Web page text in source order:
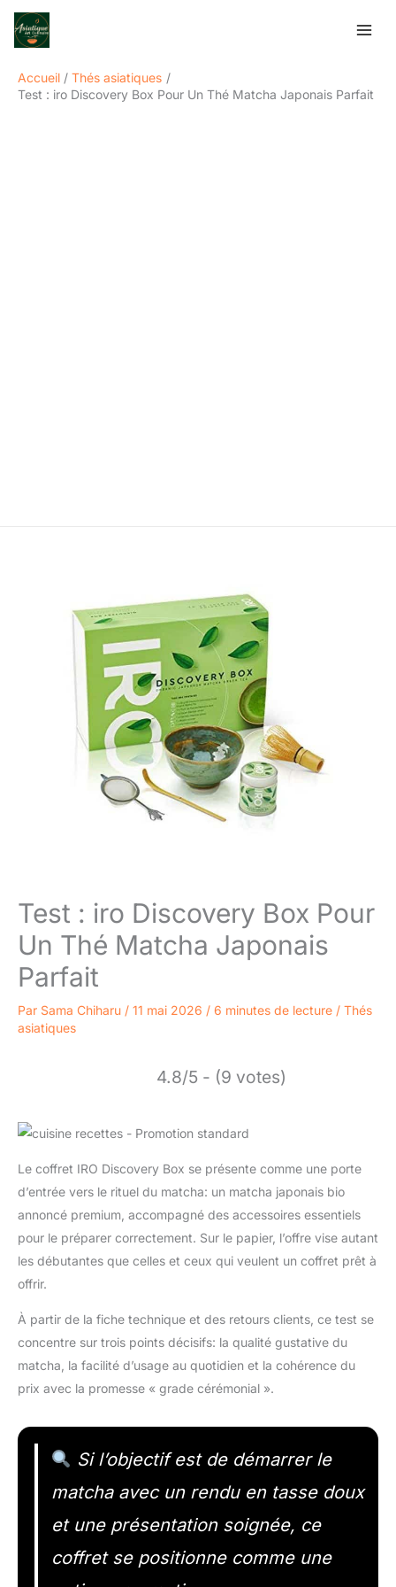
Aller
Accueil
Thés asiatiques
Test : iro Discovery Box Pour Un Thé Matcha Japonais Parfait
Test : iro Discovery Box Pour
Un Thé Matcha Japonais
Parfait
Par Sama Chiharu / 11 mai 2026 / 6 minutes de lecture / Thés
asiatiques
4.8/5 - (9 votes)
Le coffret IRO Discovery Box se présente comme une porte
d’entrée vers le rituel du matcha: un matcha japonais bio
annoncé premium, accompagné des accessoires essentiels
pour le préparer correctement. Sur le papier, l’offre vise autant
les débutantes que celles et ceux qui veulent un coffret prêt à
offrir.
À partir de la fiche technique et des retours clients, ce test se
concentre sur trois points décisifs: la qualité gustative du
matcha, la facilité d’usage au quotidien et la cohérence du
prix avec la promesse « grade cérémonial ».
Si l’objectif est de démarrer le
matcha avec un rendu en tasse doux
et une présentation soignée, ce
coffret se positionne comme une
Rechercher